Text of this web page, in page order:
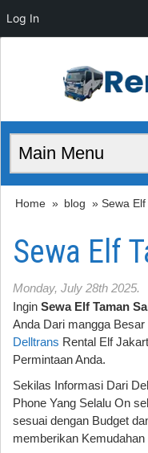
Home » blog » Sewa
Sewa Elf
Monday, July 28th 2025.
Ingin Sewa Elf Taman
Anda Dari mangga
Delltrans Rental Elf
Permintaan Anda.
Sekilas Informasi Dari
Phone Yang Selalu On
sesuai dengan Budget
memberikan
Log In